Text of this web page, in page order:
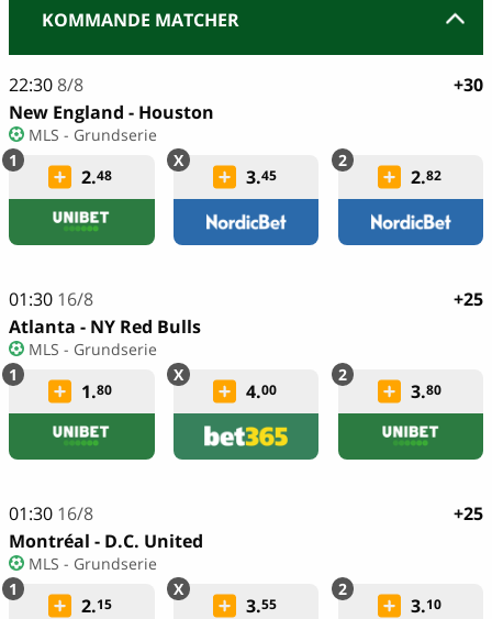
KOMMANDE MATCHER
22:30 8/8
New England - Houston
MLS - Grundserie
2.48 3.45 2.82
+30
01:30 16/8
Atlanta - NY Red Bulls
MLS - Grundserie
1.80 4.00 3.80
+25
01:30 16/8
Montréal - D.C. United
MLS - Grundserie
2.15 3.55 3.10
+25